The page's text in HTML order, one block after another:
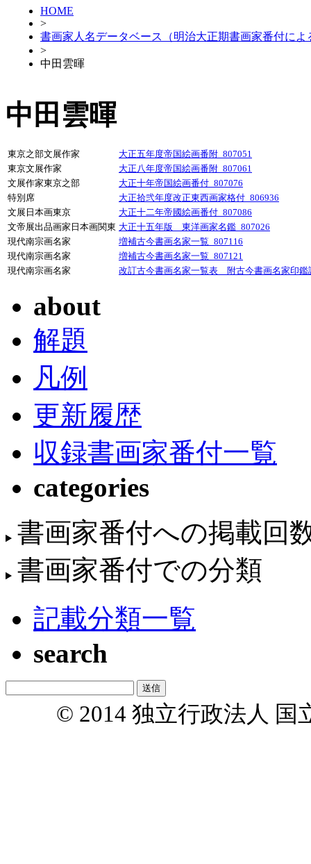
HOME
>
書画家人名データベース（明治大正期書画家番付によ
>
中田雲暉
中田雲暉
東京之部文展作家
大正五年度帝国絵画番附_807051
東京文展作家
大正八年度帝国絵画番附_807061
文展作家東京之部
大正十年帝国絵画番付_807076
特別席
大正拾弐年度改正東西画家格付_806936
文展日本画東京
大正十二年帝國絵画番付_807086
文帝展出品画家日本画関東 大正十五年版 東洋画家名鑑_807026
現代南宗画名家
増補古今書画名家一覧_807116
現代南宗画名家
増補古今書画名家一覧_807121
現代南宗画名家
改訂古今書画名家一覧表 附古今書画名家印鑑
about
解題
凡例
更新履歴
収録書画家番付一覧
categories
書画家番付への掲載回
書画家番付での分類
記載分類一覧
search
© 2014 独立行政法人 国